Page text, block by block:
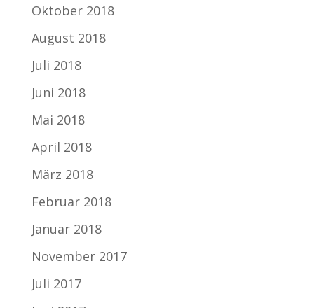
Oktober 2018
August 2018
Juli 2018
Juni 2018
Mai 2018
April 2018
März 2018
Februar 2018
Januar 2018
November 2017
Juli 2017